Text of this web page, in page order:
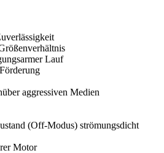
Lauf
aggressiven Medien
(Off-Modus) strömungsdicht
Motor